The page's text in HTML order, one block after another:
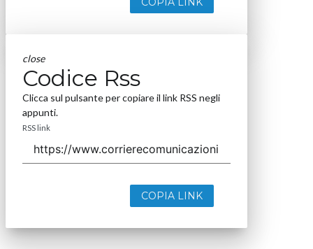
close
Codice Rss
Clicca sul pulsante per copiare il link RSS negli
appunti.
RSS link
COPIA LINK